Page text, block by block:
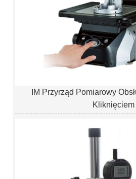
IM Przyrząd Pomiarowy
Kliknięciem